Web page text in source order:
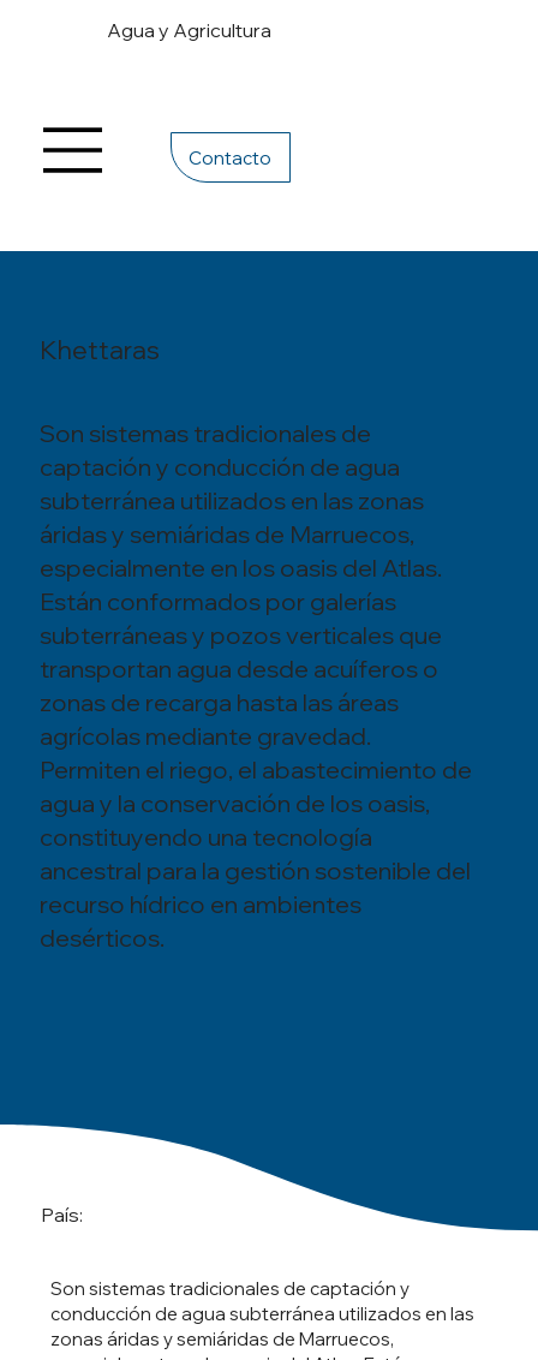
Agua y Agricultura
Contacto
Khettaras
Son sistemas tradicionales de
captación y conducción de agua
subterránea utilizados en las zonas
áridas y semiáridas de Marruecos,
especialmente en los oasis del Atlas.
Están conformados por galerías
subterráneas y pozos verticales que
transportan agua desde acuíferos o
zonas de recarga hasta las áreas
agrícolas mediante gravedad.
Permiten el riego, el abastecimiento de
agua y la conservación de los oasis,
constituyendo una tecnología
ancestral para la gestión sostenible del
recurso hídrico en ambientes
desérticos.
País:
Son sistemas tradicionales de captación y
conducción de agua subterránea utilizados en las
zonas áridas y semiáridas de Marruecos,